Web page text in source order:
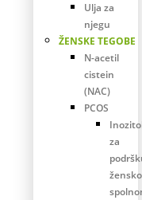
Ulja za
njegu
ŽENSKE TEGOBE
N-acetil
cistein
(NAC)
PCOS
za